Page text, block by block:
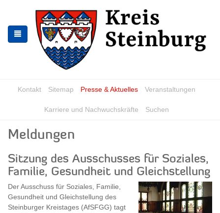
the
navigation
the
content
Kontakt Sitemap Presse & Aktuelles Veranstaltungen
Karriere und Nachwuchskräfte Suchen
Meldungen
Sitzung des Ausschusses für Soziales,
Familie, Gesundheit und Gleichstellung
Der Ausschuss für Soziales, Familie,
Gesundheit und Gleichstellung des
Steinburger Kreistages (AfSFGG) tagt